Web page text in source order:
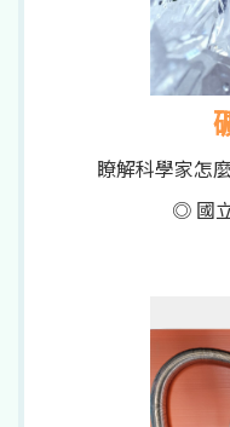
瞭解科學家怎
◎ 國